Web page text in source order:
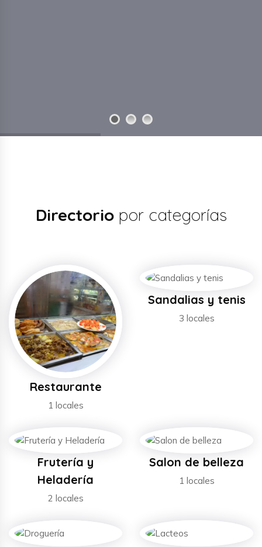
Directoriopor categorías
Restaurante
1 locales
Sandalias y tenis
3 locales
Frutería y
Heladería
2 locales
Salon de belleza
1 locales